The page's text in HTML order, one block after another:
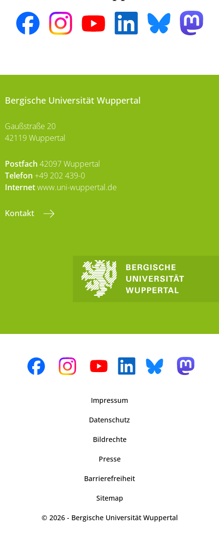
Bergische Universität Wuppertal
Gaußstraße 20
42119 Wuppertal
Postfach 42097 Wuppertal
Telefon +49 202 439-0
Internetwww.uni-wuppertal.de
Kontakt
Impressum
Datenschutz
Bildrechte
Presse
Barrierefreiheit
Sitemap
© 2026 - Bergische Universität Wuppertal